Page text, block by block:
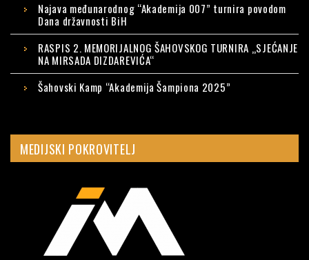
Najava međunarodnog “Akademija 007” turnira povodom
Dana državnosti BiH
RASPIS 2. MEMORIJALNOG ŠAHOVSKOG TURNIRA „SJEĆANJE
NA MIRSADA DIZDAREVIĆA“
Šahovski Kamp “Akademija Šampiona 2025”
MEDIJSKI POKROVITELJ